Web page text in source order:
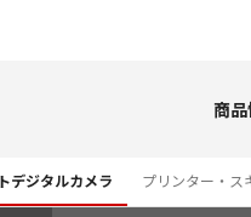
商
デジタルカメラ プリンター・ス